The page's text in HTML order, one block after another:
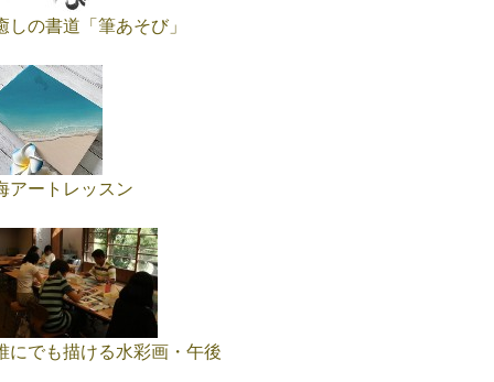
しの書道「筆あそび」
アートレッスン
にでも描ける水彩画・午後